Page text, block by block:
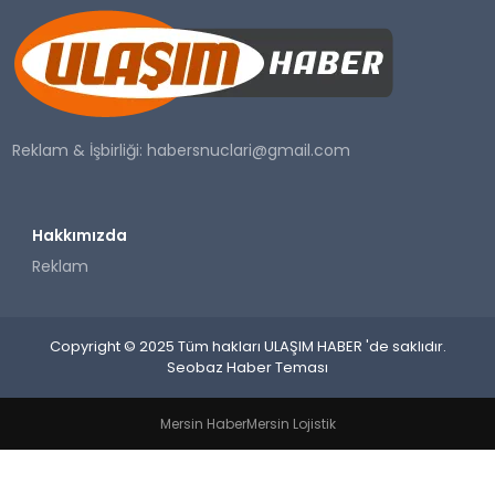
SAĞLIK
YAŞAM
Reklam & İşbirliği:habersnuclari@gmail.com
Hakkımızda
Reklam
Copyright © 2025 Tüm hakları ULAŞIM HABER 'de saklıdır.
Seobaz Haber Teması
Mersin HaberMersin Lojistik